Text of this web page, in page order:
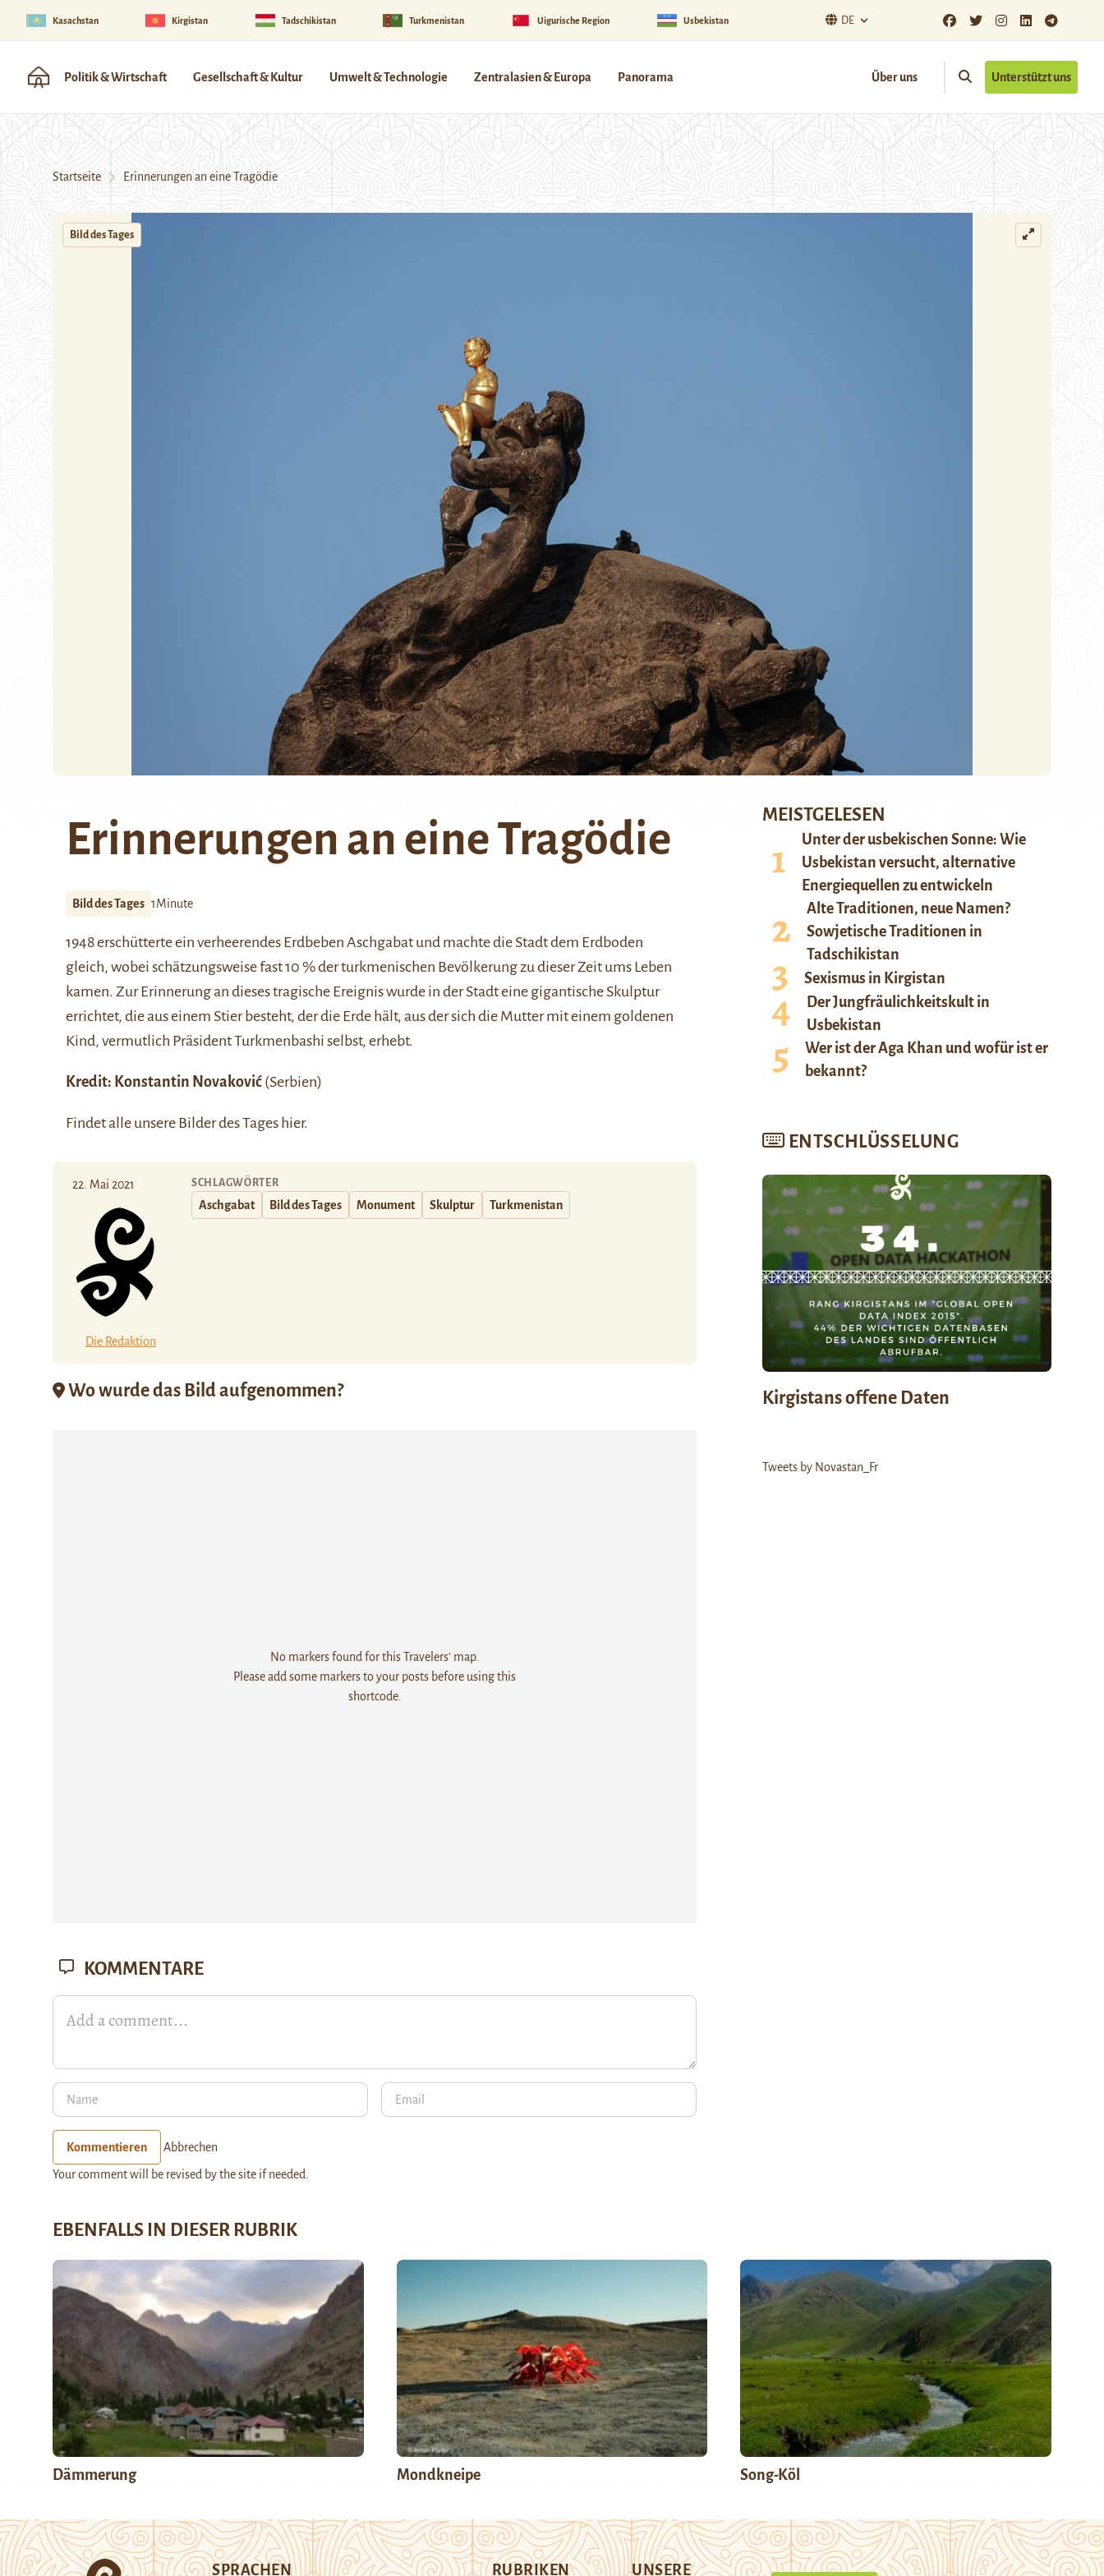
Kasachstan Kirgistan Tadschikistan Turkmenistan Uigurische Region Usbekistan DE
Politik & Wirtschaft Gesellschaft & Kultur Umwelt & Technologie Zentralasien & Europa Panorama Über uns Unterstützt uns
Startseite Erinnerungen an eine Tragödie
Bild des Tages
Erinnerungen an eine Tragödie
Bild des Tages 1Minute
1948 erschütterte ein verheerendes Erdbeben Aschgabat und machte die Stadt dem Erdboden
gleich, wobei schätzungsweise fast 10 % der turkmenischen Bevölkerung zu dieser Zeit ums Leben
kamen. Zur Erinnerung an dieses tragische Ereignis wurde in der Stadt eine gigantische Skulptur
errichtet, die aus einem Stier besteht, der die Erde hält, aus der sich die Mutter mit einem goldenen
Kind, vermutlich Präsident Turkmenbashi selbst, erhebt.
Kredit: Konstantin Novaković (Serbien)
Findet alle unsere Bilder des Tages hier.
22. Mai 2021
Die Redaktion
SCHLAGWÖRTER
Aschgabat Bild des Tages Monument Skulptur Turkmenistan
Wo wurde das Bild aufgenommen?
No markers found for this Travelers' map.
Please add some markers to your posts before using this
shortcode.
MEISTGELESEN
Unter der usbekischen Sonne: Wie
Usbekistan versucht, alternative
Energiequellen zu entwickeln
Alte Traditionen, neue Namen?
Sowjetische Traditionen in
Tadschikistan
Sexismus in Kirgistan
Der Jungfräulichkeitskult in
Usbekistan
Wer ist der Aga Khan und wofür ist er
bekannt?
ENTSCHLÜSSELUNG
Kirgistans offene Daten
Tweets by Novastan_Fr
KOMMENTARE
Kommentieren Abbrechen
Your comment will be revised by the site if needed.
EBENFALLS IN DIESER RUBRIK
Dämmerung Mondkneipe Song-Köl
SPRACHEN RUBRIKEN UNSERE